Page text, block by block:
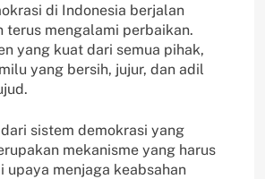
di Indonesia berjalan
terus mengalami perbaikan.
yang kuat dari semua pihak,
yang bersih, jujur, dan adil
sistem demokrasi yang
mekanisme yang harus
upaya menjaga keabsahan